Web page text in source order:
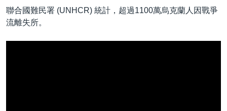
聯合國難民署 (UNHCR) 統計，超過1100萬烏克蘭人因戰爭
流離失所。